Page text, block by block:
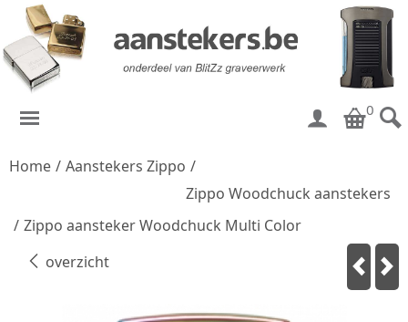
0
Home / Aanstekers Zippo /
Zippo Woodchuck aanstekers
/ Zippo aansteker Woodchuck Multi Color
overzicht